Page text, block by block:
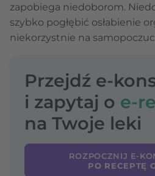
zapobiega niedoborom.
szybko pogłębić osłabienie
niekorzystnie na
Przejdź e-
i zapytaj o e-
na Twoje leki
ROZPOCZNIJ E-
PO RECEPTĘ